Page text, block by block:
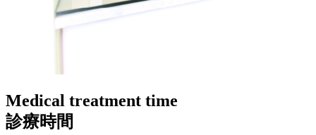
Medical treatment time
診療時間